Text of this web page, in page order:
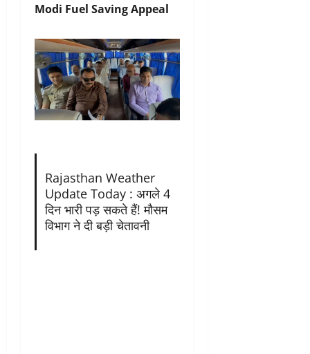
Modi Fuel Saving Appeal
Rajasthan Weather
Update Today : अगले 4
दिन भारी पड़ सकते हैं! मौसम
विभाग ने दी बड़ी चेतावनी